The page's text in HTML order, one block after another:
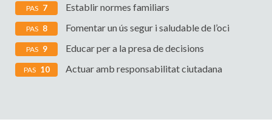
PAS 7 Establir normes familiars
PAS 8 Fomentar un ús segur i saludable de l’oci
PAS 9 Educar per a la presa de decisions
PAS 10 Actuar amb responsabilitat ciutadana